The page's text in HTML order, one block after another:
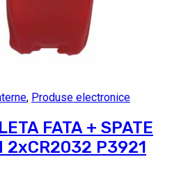
, Produse electronice
FATA + SPATE
2xCR2032 P3921